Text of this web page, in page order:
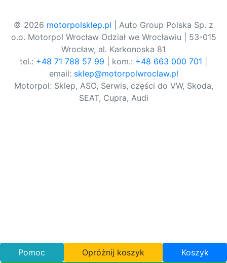
© 2026 motorpolsklep.pl | Auto Group Polska Sp. z
o.o. Motorpol Wrocław Odział we Wrocławiu | 53-015
Wrocław, al. Karkonoska 81
tel.: +48 71 788 57 99 | kom.: +48 663 000 701
email: sklep@motorpolwroclaw.pl
Motorpol: Sklep, ASO, Serwis, części do VW, Skoda,
SEAT, Cupra, Audi
Pomoc Opróżnij koszyk Koszyk